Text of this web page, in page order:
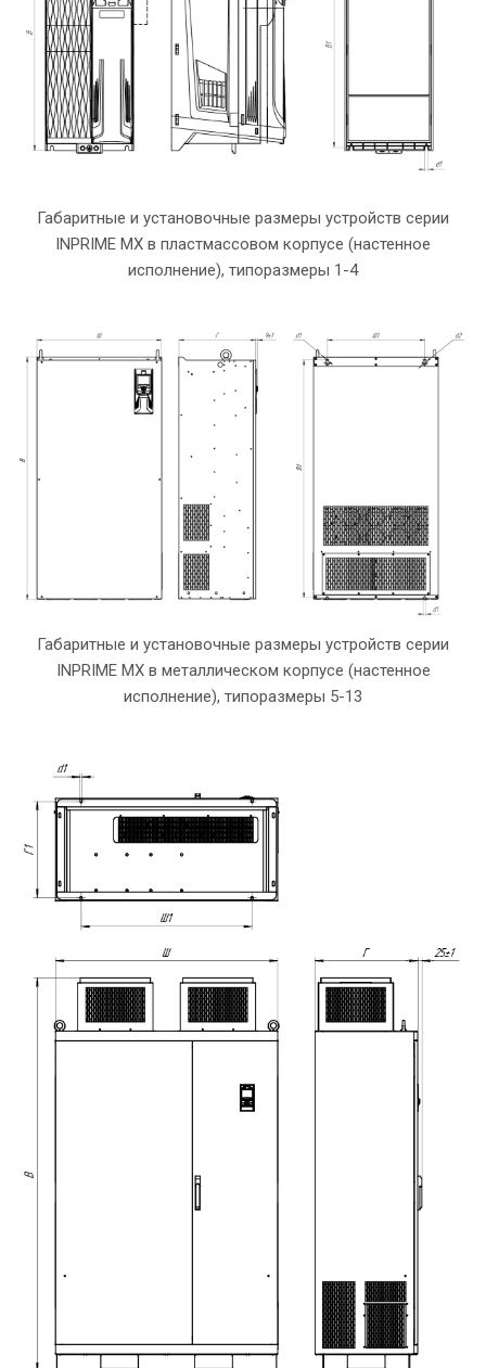
Габаритные и установочные размеры устройств серии
INPRIME MX в пластмассовом корпусе (настенное
исполнение), типоразмеры 1-4
Габаритные и установочные размеры устройств серии
INPRIME MX в металлическом корпусе (настенное
исполнение), типоразмеры 5-13